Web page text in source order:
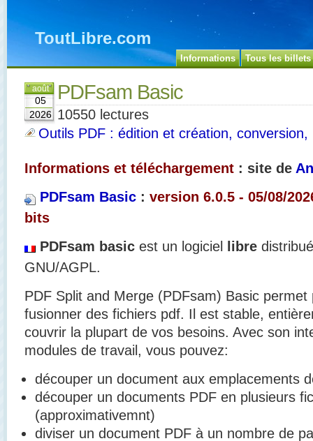
ToutLibre.com
Informations Tous les billets
août
05
2026
PDFsam Basic
10550 lectures
Outils PDF : édition et création, conversion,
Informations et téléchargement : site de
PDFsam Basic : version 6.0.5 - 05/08/
bits
PDFsam basic est un logiciel libre
GNU/AGPL.
PDF Split and Merge (PDFsam) Basic
fusionner des fichiers pdf. Il est stable,
couvrir la plupart de vos besoins. Avec son
modules de travail, vous pouvez:
découper un document aux emplacements
découper un documents PDF en plusieurs
(approximativemnt)
diviser un document PDF à un nombre de